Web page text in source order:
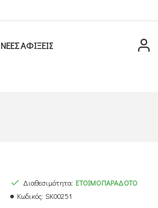
ΝΕΕΣ ΑΦΙΞΕΙΣ
Διαθεσιμότητα: ΕΤΟΙΜΟΠΑΡΆΔΟΤΟ
Κωδικός: SK00251